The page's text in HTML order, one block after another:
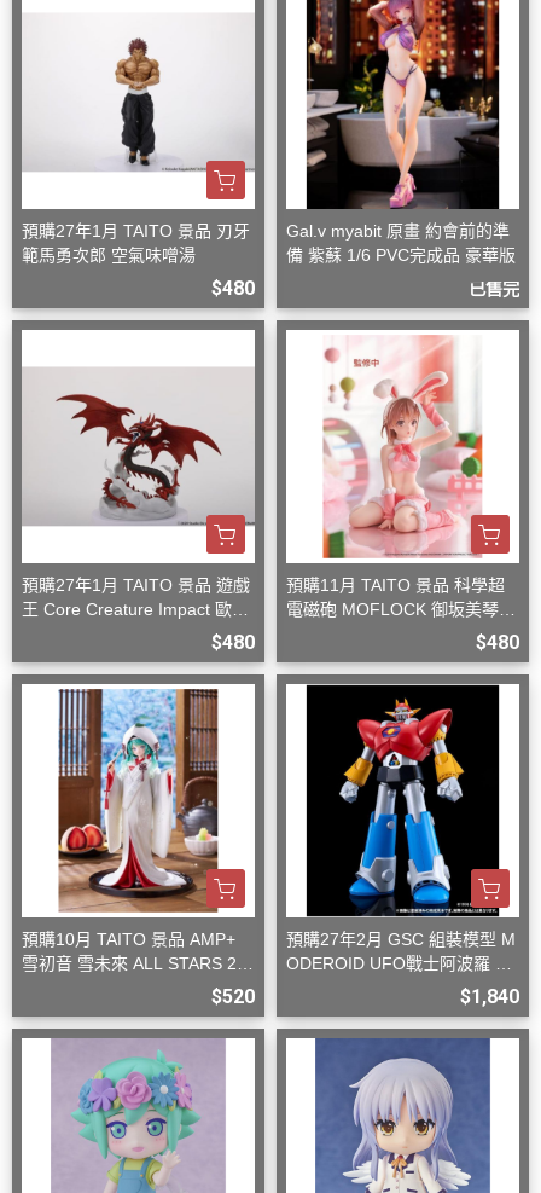
預購27年1月 TAITO 景品 刃牙
範馬勇次郎 空氣味噌湯
$480
Gal.v myabit 原畫 約會前的準
備 紫蘇 1/6 PVC完成品 豪華版
已售完
預購27年1月 TAITO 景品 遊戲
王 Core Creature Impact 歐西
$480
預購11月 TAITO 景品 科學超
電磁砲 MOFLOCK 御坂美琴
$480
預購10月 TAITO 景品 AMP+
雪初音 雪未來 ALL STARS 20
$520
預購27年2月 GSC 組裝模型 M
ODEROID UFO戰士阿波羅 大
$1,840